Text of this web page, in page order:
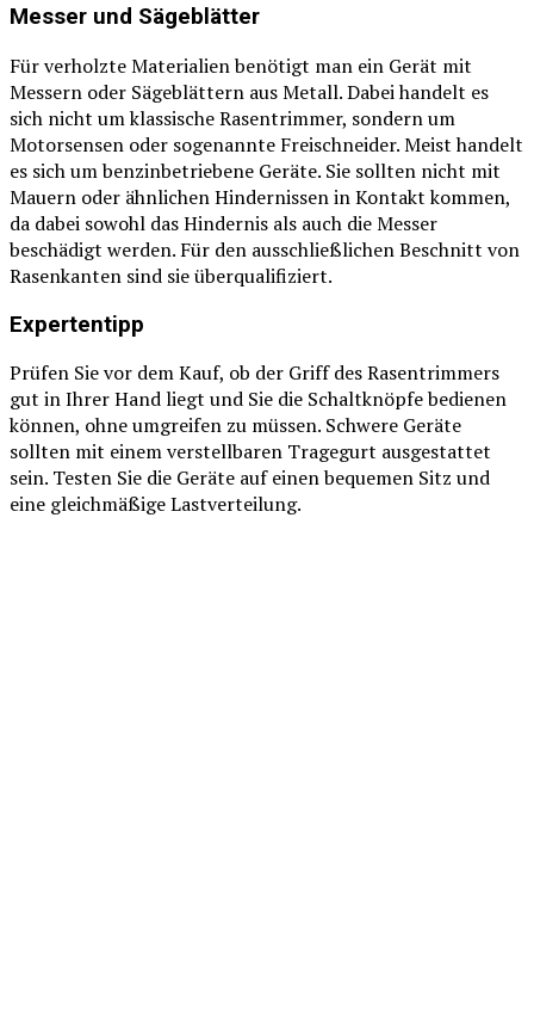
Messer und Sägeblätter
Für verholzte Materialien benötigt man ein Gerät mit
Messern oder Sägeblättern aus Metall. Dabei handelt es
sich nicht um klassische Rasentrimmer, sondern um
Motorsensen oder sogenannte Freischneider. Meist handelt
es sich um benzinbetriebene Geräte. Sie sollten nicht mit
Mauern oder ähnlichen Hindernissen in Kontakt kommen,
da dabei sowohl das Hindernis als auch die Messer
beschädigt werden. Für den ausschließlichen Beschnitt von
Rasenkanten sind sie überqualifiziert.
Expertentipp
Prüfen Sie vor dem Kauf, ob der Griff des Rasentrimmers
gut in Ihrer Hand liegt und Sie die Schaltknöpfe bedienen
können, ohne umgreifen zu müssen. Schwere Geräte
sollten mit einem verstellbaren Tragegurt ausgestattet
sein. Testen Sie die Geräte auf einen bequemen Sitz und
eine gleichmäßige Lastverteilung.